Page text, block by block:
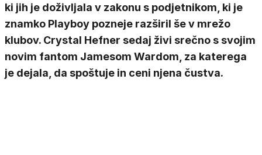
ki jih je doživljala v zakonu s podjetnikom, ki je
znamko Playboy pozneje razširil še v mrežo
klubov. Crystal Hefner sedaj živi srečno s svojim
novim fantom Jamesom Wardom, za katerega
je dejala, da spoštuje in ceni njena čustva.